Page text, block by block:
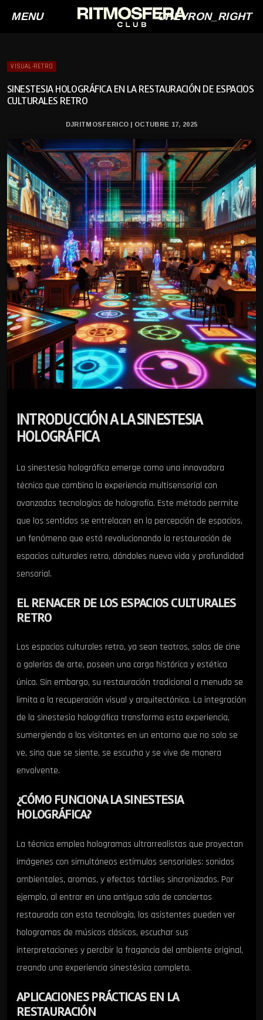
MENU CHEVRON_RIGHT
VISUAL-RETRO
SINESTESIA HOLOGRÁFICA EN LA RESTAURACIÓN DE ESPACIOS
CULTURALES RETRO
DJRITMOSFERICO | OCTUBRE 17, 2025
INTRODUCCIÓN A LA SINESTESIA
HOLOGRÁFICA
La sinestesia holográfica emerge como una innovadora
técnica que combina la experiencia multisensorial con
avanzadas tecnologías de holografía. Este método permite
que los sentidos se entrelacen en la percepción de espacios,
un fenómeno que está revolucionando la restauración de
espacios culturales retro, dándoles nueva vida y profundidad
sensorial.
EL RENACER DE LOS ESPACIOS CULTURALES
RETRO
Los espacios culturales retro, ya sean teatros, salas de cine
o galerías de arte, poseen una carga histórica y estética
única. Sin embargo, su restauración tradicional a menudo se
limita a la recuperación visual y arquitectónica. La integración
de la sinestesia holográfica transforma esta experiencia,
sumergiendo a los visitantes en un entorno que no solo se
ve, sino que se siente, se escucha y se vive de manera
envolvente.
¿CÓMO FUNCIONA LA SINESTESIA
HOLOGRÁFICA?
La técnica emplea hologramas ultrarrealistas que proyectan
imágenes con simultáneos estímulos sensoriales: sonidos
ambientales, aromas, y efectos táctiles sincronizados. Por
ejemplo, al entrar en una antigua sala de conciertos
restaurada con esta tecnología, los asistentes pueden ver
hologramas de músicos clásicos, escuchar sus
interpretaciones y percibir la fragancia del ambiente original,
creando una experiencia sinestésica completa.
APLICACIONES PRÁCTICAS EN LA
RESTAURACIÓN